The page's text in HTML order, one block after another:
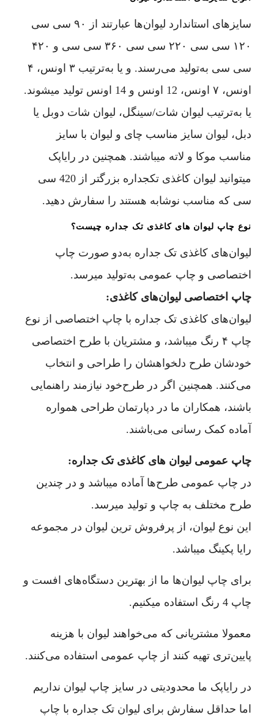
سایزهای استاندارد لیوان‌ها عبارتند از ۹۰ سی سی
۱۲۰ سی سی ۲۲۰ سی سی ۳۶۰ سی سی و ۴۲۰
سی سی به‌تولید می‌رسند. و یا به‌ترتیب ۳ اونس، ۴
اونس، ۷ اونس، 12 اونس و 14 اونس تولید میشوند.
یا به‌ترتیب لیوان شات/سینگل، لیوان شات دوبل یا
دبل، لیوان سایز مناسب چای و لیوان با سایز
مناسب موکا و لاته میباشند. همچنین در رایاپک
میتوانید لیوان کاغذی تکجداره بزرگتر از 420 سی
سی که مناسب نوشابه هستند را سفارش دهید.
نوع چاپ لیوان های کاغذی تک جداره چیست؟
لیوان‌های کاغذی تک جداره به‌دو صورت چاپ
اختصاصی و چاپ عمومی به‌تولید میرسد.
چاپ اختصاصی لیوان‌های کاغذی:
لیوان‌های کاغذی تک جداره با چاپ اختصاصی از نوع
چاپ ۴ رنگ میباشد، و مشتریان با طرح اختصاصی
خودشان طرح دلخواهشان را طراحی و انتخاب
می‌کنند. همچنین اگر در طرح‌خود نیازمند راهنمایی
باشند، همکاران ما در دپارتمان طراحی همواره
آماده کمک رسانی می‌باشند.
چاپ عمومی لیوان های کاغذی تک جداره:
در چاپ عمومی طرح‌ها آماده میباشد و در چندین
طرح مختلف به چاپ و تولید میرسد.
این نوع لیوان، از پرفروش ترین لیوان در مجموعه
رایا پکینگ میباشد.
برای چاپ لیوان‌ها ما از بهترین دستگاه‌های افست و
چاپ 4 رنگ استفاده میکنیم.
معمولا مشتریانی که می‌خواهند لیوان با هزینه
پایین‌تری تهیه کنند از چاپ عمومی استفاده می‌کنند.
در رایاپک ما محدودیتی در سایز چاپ لیوان نداریم
اما حداقل سفارش برای لیوان تک جداره با چاپ